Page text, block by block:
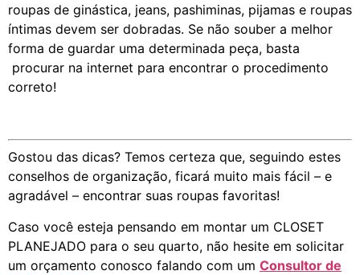
roupas de ginástica, jeans, pashiminas, pijamas e roupas
íntimas devem ser dobradas. Se não souber a melhor
forma de guardar uma determinada peça, basta
procurar na internet para encontrar o procedimento
correto!
Gostou das dicas? Temos certeza que, seguindo estes
conselhos de organização, ficará muito mais fácil – e
agradável – encontrar suas roupas favoritas!
Caso você esteja pensando em montar um CLOSET
PLANEJADO para o seu quarto, não hesite em solicitar
um orçamento conosco falando com um Consultor de